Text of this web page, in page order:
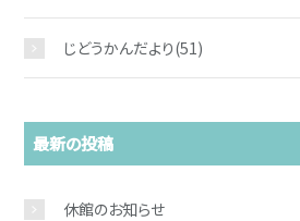
じどうかんだより(51)
最新の投稿
休館のお知らせ